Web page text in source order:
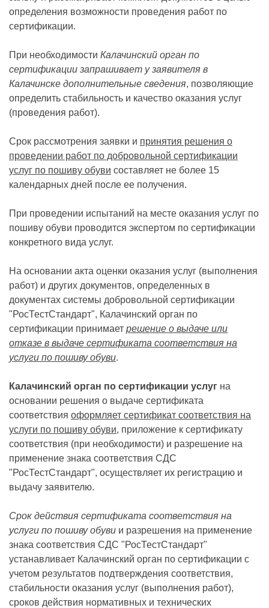
определения возможности проведения работ по
сертификации.
При необходимости Калачинский орган по
сертификации запрашивает у заявителя в
Калачинске дополнительные сведения, позволяющие
определить стабильность и качество оказания услуг
(проведения работ).
Срок рассмотрения заявки и принятия решения о
проведении работ по добровольной сертификации
услуг по пошиву обуви составляет не более 15
календарных дней после ее получения.
При проведении испытаний на месте оказания услуг по
пошиву обуви проводится экспертом по сертификации
конкретного вида услуг.
На основании акта оценки оказания услуг (выполнения
работ) и других документов, определенных в
документах системы добровольной сертификации
"РосТестСтандарт", Калачинский орган по
сертификации принимает решение о выдаче или
отказе в выдаче сертификата соответствия на
услуги по пошиву обуви.
Калачинский орган по сертификации услуг на
основании решения о выдаче сертификата
соответствия оформляет сертификат соответствия на
услуги по пошиву обуви, приложение к сертификату
соответствия (при необходимости) и разрешение на
применение знака соответствия СДС
"РосТестСтандарт", осуществляет их регистрацию и
выдачу заявителю.
Срок действия сертификата соответствия на
услуги по пошиву обуви и разрешения на применение
знака соответствия СДС "РосТестСтандарт"
устанавливает Калачинский орган по сертификации с
учетом результатов подтверждения соответствия,
стабильности оказания услуг (выполнения работ),
сроков действия нормативных и технических